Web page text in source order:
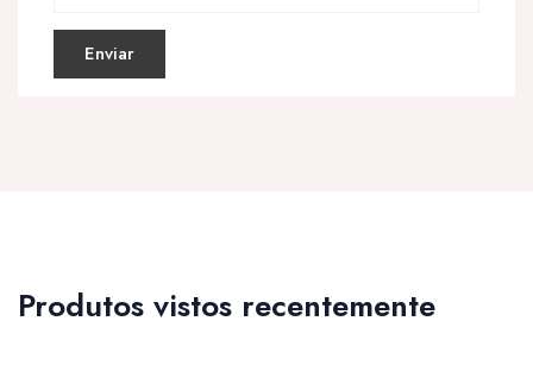
Produtos vistos recentemente